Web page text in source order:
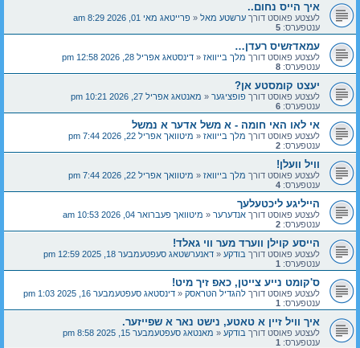
איך הייס נחום..
לעצטע פאוסט דורך ערשטע מאל « פרייטאג מאי 01, 2026 8:29 am
ענטפערס: 5
עמאדזשיס רעדן…
לעצטע פאוסט דורך מלך בייוואז « דינסטאג אפריל 28, 2026 12:58 pm
ענטפערס: 8
יעצט קומסטע אן?
לעצטע פאוסט דורך פופציגער « מאנטאג אפריל 27, 2026 10:21 pm
ענטפערס: 6
אי לאו האי חומה - א משל אדער א נמשל
לעצטע פאוסט דורך מלך בייוואז « מיטוואך אפריל 22, 2026 7:44 pm
ענטפערס: 2
וויל וועלן!
לעצטע פאוסט דורך מלך בייוואז « מיטוואך אפריל 22, 2026 7:44 pm
ענטפערס: 4
הייליגע ליכטעלעך
לעצטע פאוסט דורך אנדערער « מיטוואך פעברואר 04, 2026 10:53 am
ענטפערס: 2
הייסע קוילן ווערד מער ווי גאלד!
לעצטע פאוסט דורך בודקע « דאנערשטאג סעפטעמבער 18, 2025 12:59 pm
ענטפערס: 1
ס'קומט נייע צייטן, כאפ זיך מיט!
לעצטע פאוסט דורך להגדיל הטראסק « דינסטאג סעפטעמבער 16, 2025 1:03 pm
ענטפערס: 1
איך וויל זיין א טאטע, נישט נאר א שפייזער.
לעצטע פאוסט דורך בודקע « מאנטאג סעפטעמבער 15, 2025 8:58 pm
ענטפערס: 1